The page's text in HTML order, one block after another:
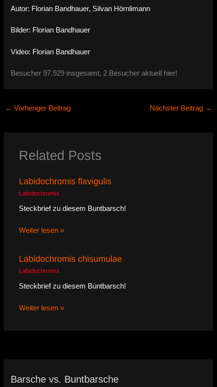
Autor: Florian Bandhauer, Silvan Hörnlimann
Bilder: Florian Bandhauer
Video: Florian Bandhauer
Besucher 97.929 insgesamt, 2 Besucher aktuell hier!
← Vorheriger Beitrag Nächster Beitrag →
Related Posts
Labidochromis flavigulis
Labidochromis
Steckbrief zu diesem Buntbarsch!
Weiter lesen »
Labidochromis chisumulae
Labidochromis
Steckbrief zu diesem Buntbarsch!
Weiter lesen »
Barsche vs. Buntbarsche